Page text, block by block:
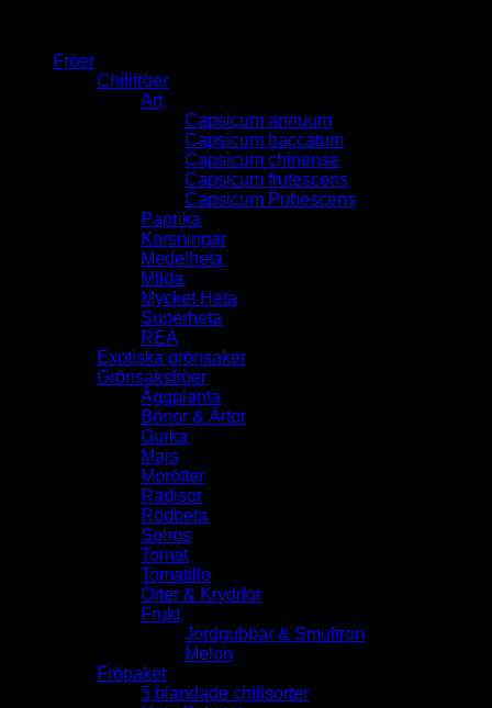
Fröer
Chilifröer
Art
Capsicum annuum
Capsicum baccatum
Capsicum chinense
Capsicum frutescens
Capsicum Pubescens
Paprika
Korsningar
Medelheta
Milda
Mycket Heta
Superheta
REA
Exotiska grönsaker
Grönsaksfröer
Äggplanta
Bönor & Ärtor
Gurka
Majs
Morötter
Rädisor
Rödbeta
Solros
Tomat
Tomatillo
Örter & Kryddor
Frukt
Jordgubbar & Smultron
Melon
Fröpaket
5 blandade chilisorter